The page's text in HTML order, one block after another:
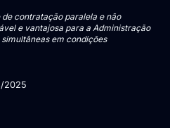
contratação paralela e não
e vantajosa para a Administração
em condições
2025